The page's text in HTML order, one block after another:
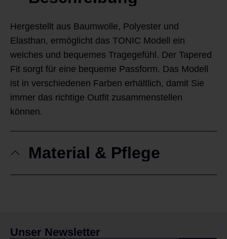
Hergestellt aus Baumwolle, Polyester und
Elasthan, ermöglicht das TONIC Modell ein
weiches und bequemes Tragegefühl. Der Tapered
Fit sorgt für eine bequeme Passform. Das Modell
ist in verschiedenen Farben erhältlich, damit Sie
immer das richtige Outfit zusammenstellen
können.
Material & Pflege
Unser Newsletter